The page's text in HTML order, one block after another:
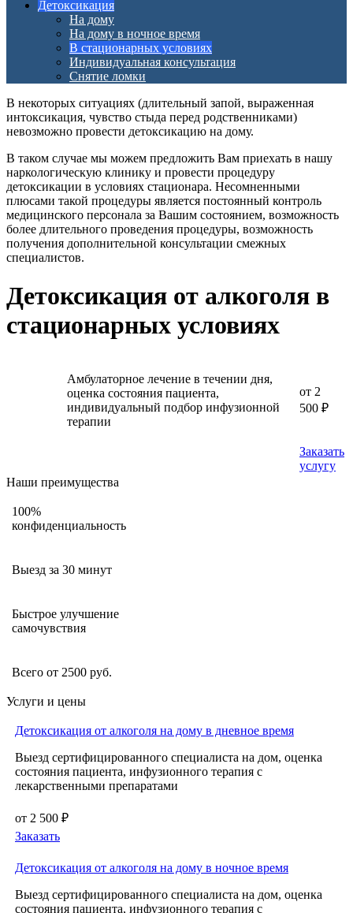
Детоксикация
На дому
На дому в ночное время
В стационарных условиях
Индивидуальная консультация
Снятие ломки
В некоторых ситуациях (длительный запой, выраженная
интоксикация, чувство стыда перед родственниками)
невозможно провести детоксикацию на дому.
В таком случае мы можем предложить Вам приехать в нашу
наркологическую клинику и провести процедуру
детоксикации в условиях стационара. Несомненными
плюсами такой процедуры является постоянный контроль
медицинского персонала за Вашим состоянием, возможность
более длительного проведения процедуры, возможность
получения дополнительной консультации смежных
специалистов.
Детоксикация от алкоголя в
стационарных условиях
Амбулаторное лечение в течении дня,
оценка состояния пациента,
индивидуальный подбор инфузионной
терапии
от 2
500 ₽
Заказать
услугу
Наши преимущества
100%
конфиденциальность
Выезд за 30 минут
Быстрое улучшение
самочувствия
Всего от 2500 руб.
Услуги и цены
Детоксикация от алкоголя на дому в дневное время
Выезд сертифицированного специалиста на дом, оценка
состояния пациента, инфузионного терапия с
лекарственными препаратами
от 2 500 ₽
Заказать
Детоксикация от алкоголя на дому в ночное время
Выезд сертифицированного специалиста на дом, оценка
состояния пациента, инфузионного терапия с